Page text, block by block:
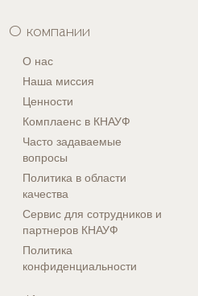
О компании
О нас
Наша миссия
Ценности
Комплаенс в КНАУФ
Часто задаваемые
вопросы
Политика в области
качества
Сервис для сотрудников и
партнеров КНАУФ
Политика
конфиденциальности